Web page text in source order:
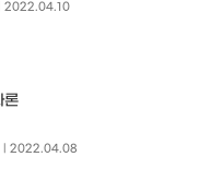
| 2022.04.10
론
| 2022.04.08